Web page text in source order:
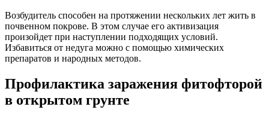
Возбудитель способен на протяжении нескольких лет жить в
почвенном покрове. В этом случае его активизация
произойдет при наступлении подходящих условий.
Избавиться от недуга можно с помощью химических
препаратов и народных методов.
Профилактика заражения фитофторой
в открытом грунте